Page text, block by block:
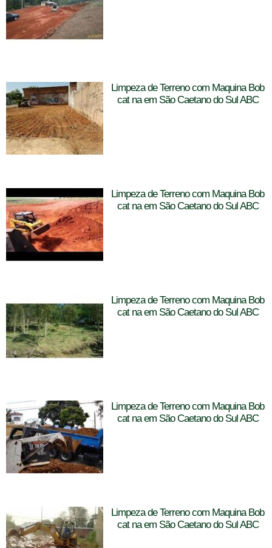
Limpeza de Terreno com Maquina Bob
cat na em São Caetano do Sul ABC
Limpeza de Terreno com Maquina Bob
cat na em São Caetano do Sul ABC
Limpeza de Terreno com Maquina Bob
cat na em São Caetano do Sul ABC
Limpeza de Terreno com Maquina Bob
cat na em São Caetano do Sul ABC
Limpeza de Terreno com Maquina Bob
cat na em São Caetano do Sul ABC